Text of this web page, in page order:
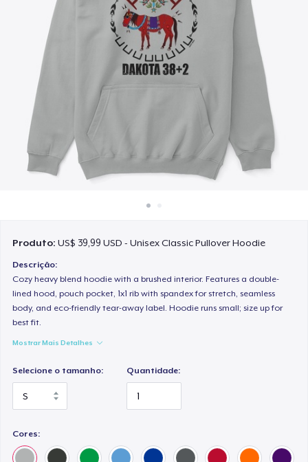
Venda em todo lugar
Venda qualquer coisa
Produto:US$ 39,99 USD - Unisex Classic Pullover Hoodie
Descrição:
Cozy heavy blend hoodie with a brushed interior. Features a double-
lined hood, pouch pocket, 1x1 rib with spandex for stretch, seamless
body, and eco-friendly tear-away label. Hoodie runs small; size up for
best fit.
Mostrar Mais Detalhes
Selecione o tamanho: Quantidade:
Cores: